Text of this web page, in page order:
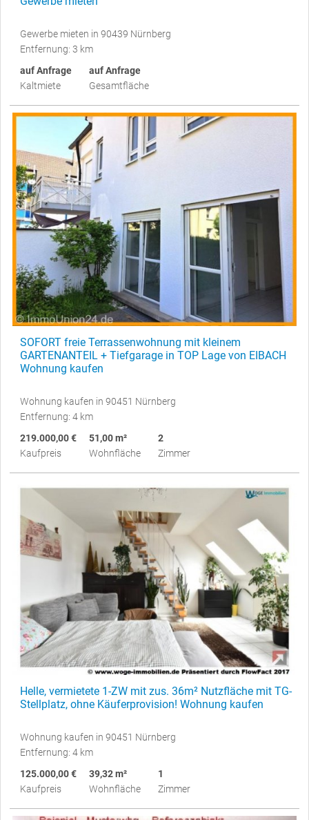
Gewerbe mieten in 90439 Nürnberg
Entfernung: 3 km
auf Anfrage
Kaltmiete
auf Anfrage
Gesamtfläche
SOFORT freie Terrassenwohnung mit kleinem
GARTENANTEIL + Tiefgarage in TOP Lage von EIBACH
Wohnung kaufen
Wohnung kaufen in 90451 Nürnberg
Entfernung: 4 km
219.000,00 €
Kaufpreis
51,00 m²
Wohnfläche
2
Zimmer
Helle, vermietete 1-ZW mit zus. 36m² Nutzfläche mit TG-
Stellplatz, ohne Käuferprovision! Wohnung kaufen
Wohnung kaufen in 90451 Nürnberg
Entfernung: 4 km
125.000,00 €
Kaufpreis
39,32 m²
Wohnfläche
1
Zimmer